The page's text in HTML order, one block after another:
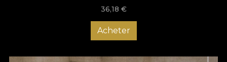
36,18 €
Acheter